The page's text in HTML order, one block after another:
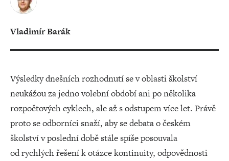
Vladimír Barák
Výsledky dnešních rozhodnutí se v oblasti školství
neukážou za jedno volební období ani po několika
rozpočtových cyklech, ale až s odstupem více let. Právě
proto se odborníci snaží, aby se debata o českém
školství v poslední době stále spíše posouvala
od rychlých řešení k otázce kontinuity, odpovědnosti